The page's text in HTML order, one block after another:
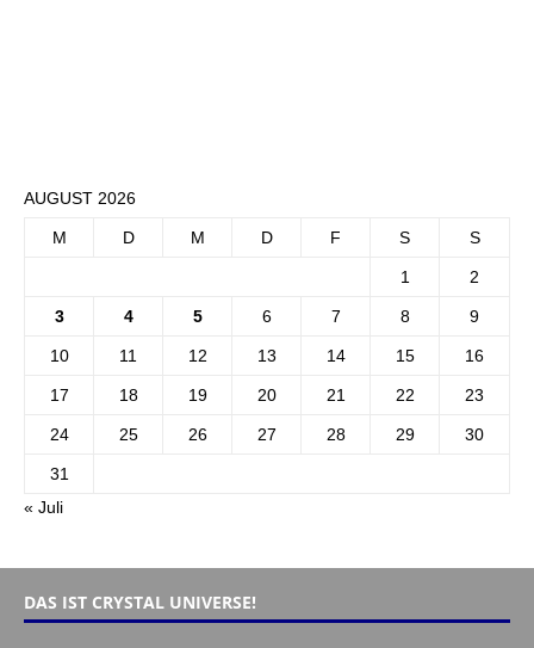
AUGUST 2026
M D M D F S S
1 2
3 4 5 6 7 8 9
10 11 12 13 14 15 16
17 18 19 20 21 22 23
24 25 26 27 28 29 30
31
« Juli
DAS IST CRYSTAL UNIVERSE!